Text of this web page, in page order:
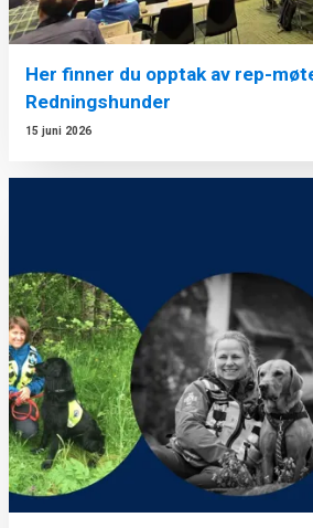
Her finner du opptak av rep-
Redningshunder
15 juni 2026